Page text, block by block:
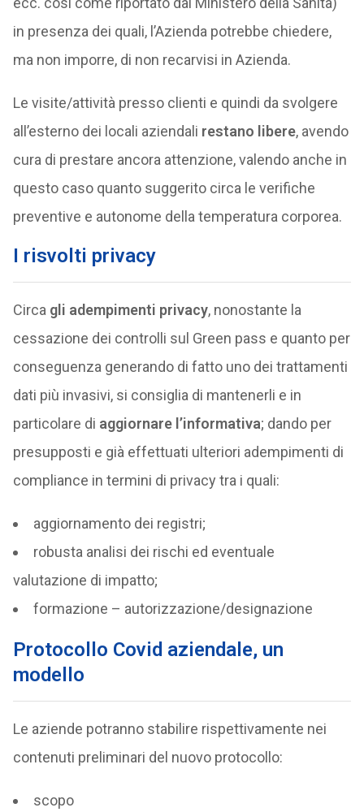
in presenza dei quali, l’Azienda potrebbe chiedere,
ma non imporre, di non recarvisi in Azienda.
Le visite/attività presso clienti e quindi da svolgere
all’esterno dei locali aziendali restano libere, avendo
cura di prestare ancora attenzione, valendo anche in
questo caso quanto suggerito circa le verifiche
preventive e autonome della temperatura corporea.
I risvolti privacy
Circa gli adempimenti privacy, nonostante la
cessazione dei controlli sul Green pass e quanto per
conseguenza generando di fatto uno dei trattamenti
dati più invasivi, si consiglia di mantenerli e in
particolare di aggiornare l’informativa; dando per
presupposti e già effettuati ulteriori adempimenti di
compliance in termini di privacy tra i quali:
aggiornamento dei registri;
robusta analisi dei rischi ed eventuale
valutazione di impatto;
formazione – autorizzazione/designazione
Protocollo Covid aziendale, un
modello
Le aziende potranno stabilire rispettivamente nei
contenuti preliminari del nuovo protocollo:
scopo